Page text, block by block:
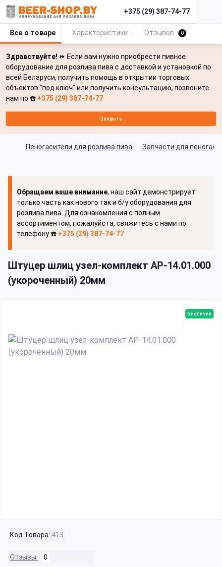
Здравствуйте! ⏩ Если вам нужно приобрести пивное
оборудование для розлива пива с доставкой и установкой по
всей Беларуси, получить помощь в открытии торговых
объектов "под ключ" или получить консультацию, позвоните
нам по ☎️ +375 (29) 387-74-77
Закрыть
+375 (29) 387-74-77
Пеногасители для розлива пива Запчасти для
Обращаем ваше внимание, наш сайт демонстрирует
только часть как нового так и б/у оборудования для
розлива пива. Для ознакомления с полным
ассортиментом, пожалуйста, свяжитесь с нами по
телефону ☎️ +375 (29) 387-74-77
Штуцер шлиц узел-комплект АР-14.01.000
(укороченный) 20мм
Все о товаре Характеристики Отзывов 0
в наличии
Код Товара: 413
Отзывы: 0